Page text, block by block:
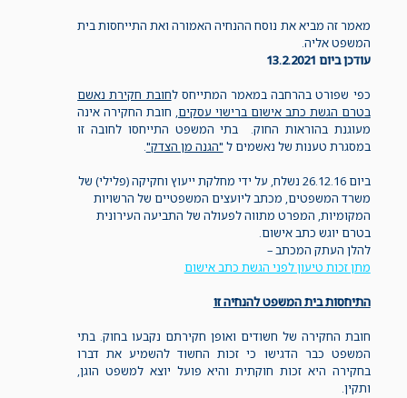
מאמר זה מביא את נוסח ההנחיה האמורה ואת התייחסות בית
המשפט אליה.
עודכן ביום 13.2.2021
כפי שפורט בהרחבה במאמר המתייחס לחובת חקירת נאשם
בטרם הגשת כתב אישום ברישוי עסקים, חובת החקירה אינה
מעוגנת בהוראות החוק. בתי המשפט התייחסו לחובה זו
במסגרת טענות של נאשמים ל "הגנה מן הצדק".
ביום 26.12.16 נשלח, על ידי מחלקת ייעוץ וחקיקה (פלילי) של
משרד המשפטים, מכתב ליועצים המשפטיים של הרשויות
המקומיות, המפרט מתווה לפעולה של התביעה העירונית
בטרם יוגש כתב אישום.
להלן העתק המכתב –
מתן זכות טיעון לפני הגשת כתב אישום
התיחסות בית המשפט להנחיה זו
חובת החקירה של חשודים ואופן חקירתם נקבעו בחוק. בתי
המשפט כבר הדגישו כי זכות החשוד להשמיע את דברו
בחקירה היא זכות חוקתית והיא פועל יוצא למשפט הוגן,
ותקין.